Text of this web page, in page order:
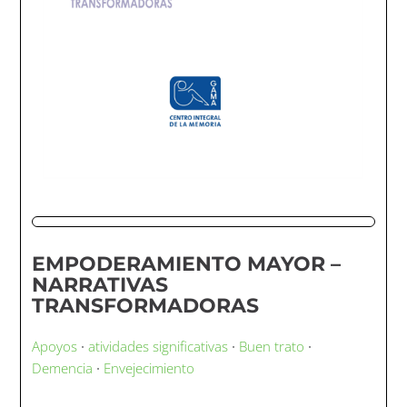
EMPODERAMIENTO MAYOR –
NARRATIVAS
TRANSFORMADORAS
Apoyos ·atividades significativas · Buen trato ·
Demencia · Envejecimiento